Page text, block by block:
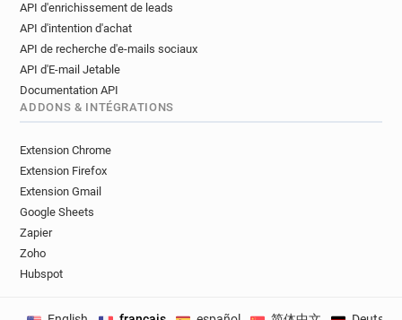
API d'enrichissement de leads
API d'intention d'achat
API de recherche d'e-mails sociaux
API d'E-mail Jetable
Documentation API
ADDONS & INTÉGRATIONS
Extension Chrome
Extension Firefox
Extension Gmail
Google Sheets
Zapier
Zoho
Hubspot